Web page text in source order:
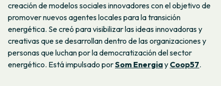
creación de modelos sociales innovadores con el objetivo de
promover nuevos agentes locales para la transición
energética. Se creó para visibilizar las ideas innovadoras y
creativas que se desarrollan dentro de las organizaciones y
personas que luchan por la democratización del sector
energético. Está impulsado porSom Energiay Coop57.